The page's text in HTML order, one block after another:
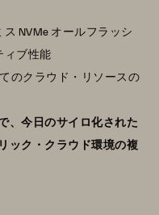
NVMe オールフラッシ
ィブ性能
のクラウド・リソースの
、今日のサイロ化された
ック・クラウド環境の複